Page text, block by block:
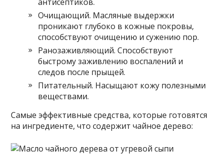
Очищающий. Масляные выдержки
проникают глубоко в кожные покровы,
способствуют очищению и сужению пор.
Ранозаживляющий. Способствуют
быстрому заживлению воспалений и
следов после прыщей.
Питательный. Насыщают кожу полезными
веществами.
Самые эффективные средства, которые готовятся
на ингредиенте, что содержит чайное дерево: